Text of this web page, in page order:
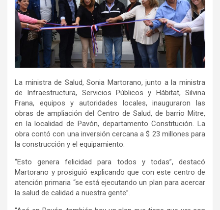
La ministra de Salud, Sonia Martorano, junto a la ministra
de Infraestructura, Servicios Públicos y Hábitat, Silvina
Frana, equipos y autoridades locales, inauguraron las
obras de ampliación del Centro de Salud, de barrio Mitre,
en la localidad de Pavón, departamento Constitución. La
obra contó con una inversión cercana a $ 23 millones para
la construcción y el equipamiento.
“Esto genera felicidad para todos y todas”, destacó
Martorano y prosiguió explicando que con este centro de
atención primaria “se está ejecutando un plan para acercar
la salud de calidad a nuestra gente”.